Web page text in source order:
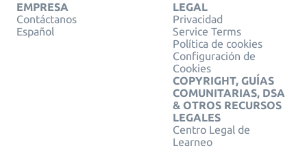
EMPRESA
Contáctanos
Español
LEGAL
Privacidad
Service Terms
Política de cookies
Configuración de
Cookies
COPYRIGHT, GUÍAS
COMUNITARIAS, DSA
& OTROS RECURSOS
LEGALES
Centro Legal de
Learneo